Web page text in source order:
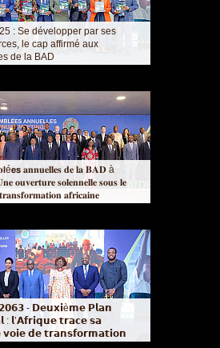
: Se développer par ses
le cap affirmé aux
de la BAD
𝐚𝐧𝐧𝐮𝐞𝐥𝐥𝐞𝐬 𝐝𝐞 𝐥𝐚 𝐁𝐀𝐃 à
𝐨𝐮𝐯𝐞𝐫𝐭𝐮𝐫𝐞 𝐬𝐨𝐥𝐞𝐧𝐧𝐞𝐥𝐥𝐞 𝐬𝐨𝐮𝐬 𝐥𝐞
𝐚𝐟𝐫𝐢𝐜𝐚𝐢𝐧𝐞
- 𝗗𝗲𝘂𝘅𝗶è𝗺𝗲 𝗣𝗹𝗮𝗻
𝗹’𝗔𝗳𝗿𝗶𝗾𝘂𝗲 𝘁𝗿𝗮𝗰𝗲 𝘀𝗮
𝘃𝗼𝗶𝗲 𝗱𝗲 𝘁𝗿𝗮𝗻𝘀𝗳𝗼𝗿𝗺𝗮𝘁𝗶𝗼𝗻